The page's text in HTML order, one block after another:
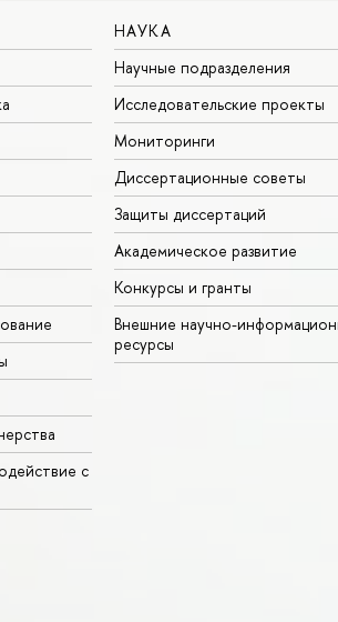
с
НАУКА
Научные подразделения
Исследовательские проекты
Мониторинги
Диссертационные советы
Защиты диссертаций
Академическое развитие
Конкурсы и гранты
Внешние научно-
ресурсы